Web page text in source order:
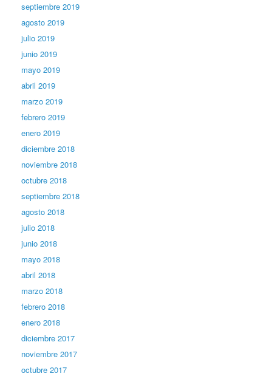
septiembre 2019
agosto 2019
julio 2019
junio 2019
mayo 2019
abril 2019
marzo 2019
febrero 2019
enero 2019
diciembre 2018
noviembre 2018
octubre 2018
septiembre 2018
agosto 2018
julio 2018
junio 2018
mayo 2018
abril 2018
marzo 2018
febrero 2018
enero 2018
diciembre 2017
noviembre 2017
octubre 2017